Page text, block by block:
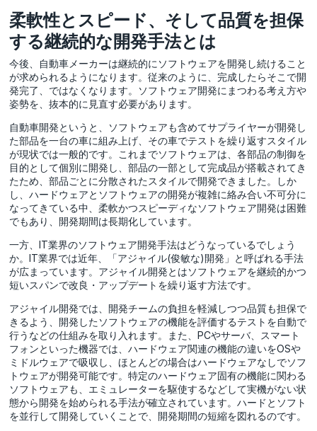
柔軟性とスピード、そして品質を担保
する継続的な開発手法とは
今後、自動車メーカーは継続的にソフトウェアを開発し続けること
が求められるようになります。従来のように、完成したらそこで開
発完了、ではなくなります。ソフトウェア開発にまつわる考え方や
姿勢を、抜本的に見直す必要があります。
自動車開発というと、ソフトウェアも含めてサプライヤーが開発し
た部品を一台の車に組み上げ、その車でテストを繰り返すスタイル
が現状では一般的です。これまでソフトウェアは、各部品の制御を
目的として個別に開発し、部品の一部として完成品が搭載されてき
たため、部品ごとに分散されたスタイルで開発できました。しか
し、ハードウェアとソフトウェアの開発が複雑に絡み合い不可分に
なってきている中、柔軟かつスピーディなソフトウェア開発は困難
でもあり、開発期間は長期化しています。
一方、IT業界のソフトウェア開発手法はどうなっているでしょう
か。IT業界では近年、「アジャイル(俊敏な)開発」と呼ばれる手法
が広まっています。アジャイル開発とはソフトウェアを継続的かつ
短いスパンで改良・アップデートを繰り返す方法です。
アジャイル開発では、開発チームの負担を軽減しつつ品質も担保で
きるよう、開発したソフトウェアの機能を評価するテストを自動で
行うなどの仕組みを取り入れます。また、PCやサーバ、スマート
フォンといった機器では、ハードウェア関連の機能の違いをOSや
ミドルウェアで吸収し、ほとんどの場合はハードウェアなしでソフ
トウェアが開発可能です。特定のハードウェア固有の機能に関わる
ソフトウェアも、エミュレーターを駆使するなどして実機がない状
態から開発を始められる手法が確立されています。ハードとソフト
を並行して開発していくことで、開発期間の短縮を図れるのです。